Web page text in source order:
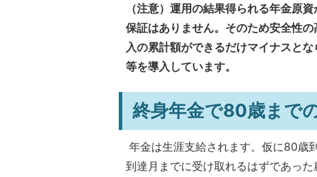
（注意）運用の結果得られる年金原
保証はありません。そのため安全性
入の累計額ができるだけマイナスと
等を導入しています。
終身年金で80歳まで
年金は生涯支給されます。仮に80歳
到達月までに受け取れるはずであっ